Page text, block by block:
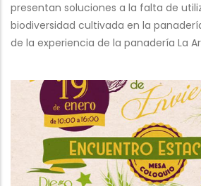
presentan soluciones a la falta de
biodiversidad cultivada en la
de la experiencia de la panadería La